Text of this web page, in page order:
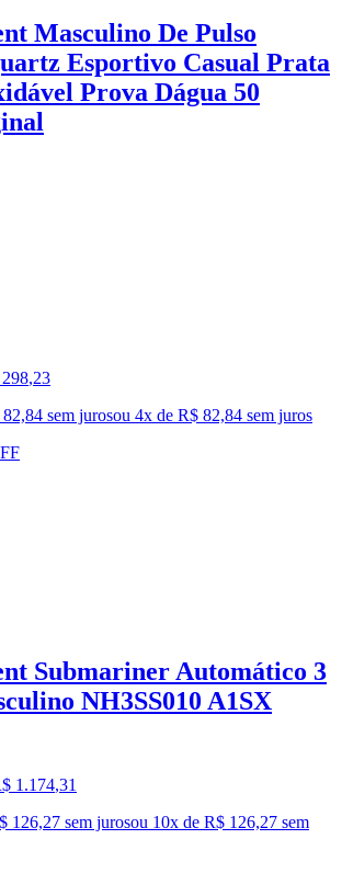
Masculino De Pulso
Esportivo Casual Prata
Prova Dágua 50
298,23
sem jurosou 4x de R$ 82,84 sem juros
Submariner Automático 3
NH3SS010 A1SX
1.174,31
126,27 sem jurosou 10x de R$ 126,27 sem